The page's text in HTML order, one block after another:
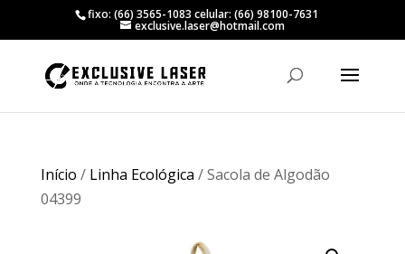
fixo: (66) 3565-1083 celular: (66) 98100-7631
exclusive.laser@hotmail.com
Início / Linha Ecológica / Sacola de Algodão
04399